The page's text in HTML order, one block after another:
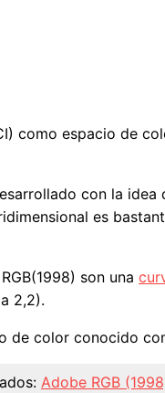
como espacio de
con la idea
es
son una
2,2).
de color conocido
Adobe RGB